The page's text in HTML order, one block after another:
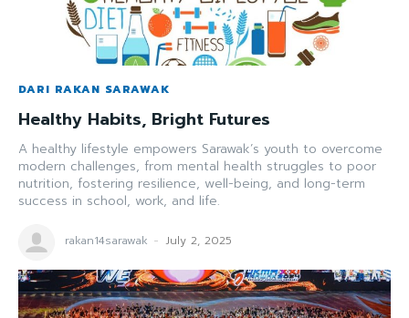
DARI RAKAN SARAWAK
Healthy Habits, Bright Futures
A healthy lifestyle empowers Sarawak’s youth to overcome
modern challenges, from mental health struggles to poor
nutrition, fostering resilience, well-being, and long-term
success in school, work, and life.
rakan14sarawak - July 2, 2025